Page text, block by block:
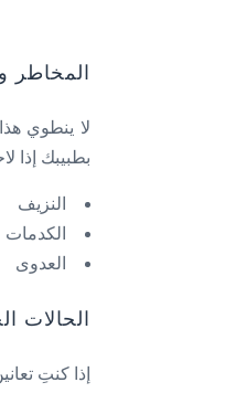
المخاطر
لا ينطوي
بطبيبك إذا
النزيف
الكدمات
العدوى
الحالات
إذا كنتِ